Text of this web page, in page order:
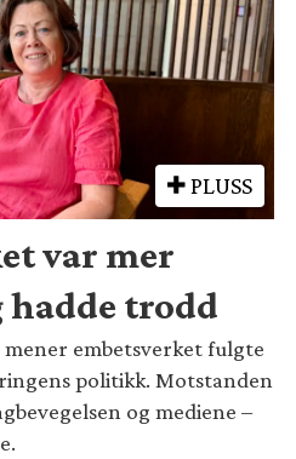
PLUSS
var mer
trodd
embetsverket fulgte
politikk. Motstanden
og mediene –